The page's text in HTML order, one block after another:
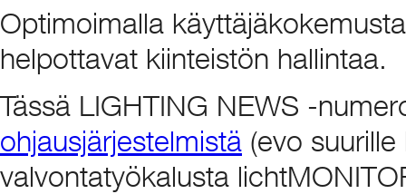
Optimoimalla
helpottavat kiinteistön hallintaa.
Tässä LIGHTING NEWS -
ohjausjärjestelmistä (evo
valvontatyökalusta